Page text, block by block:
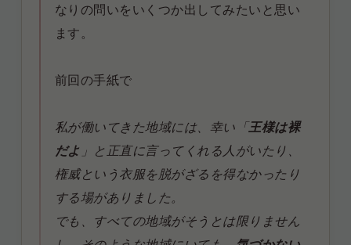
なりの問いをいくつか出してみたいと思い
ます。
前回の手紙で
私が働いてきた地域には、幸い「王様は裸
だよ 」と正直に言ってくれる人がいたり、
権威という衣服を脱がざるを得なかったり
する場がありました。
でも、すべての地域がそうとは限りません